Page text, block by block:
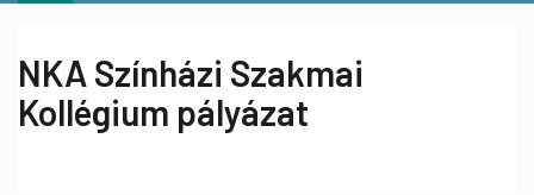
NKA Színházi Szakmai
Kollégium pályázat